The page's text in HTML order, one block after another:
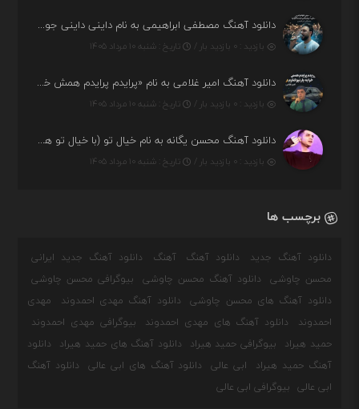
دانلود آهنگ مصطفی ابراهیمی به نام داینی داینی جونم قربون پنج تیر پرونم
بازدید : ۰ بازدید بار / تاریخ : شنبه ۱۰ مرداد ۱۴۰۵
دانلود آهنگ امیر غلامی به نام «پرایدم پرایدم همش خرابه یار نیو کنارم دیگه پولی نداروم (ریمیکس اینستاگرام)»
بازدید : ۰ بازدید بار / تاریخ : شنبه ۱۰ مرداد ۱۴۰۵
دانلود آهنگ محسن یگانه به نام خیال تو (با خیال تو هنوزم مثل هر روز و همیشه ریمیکس)
بازدید : ۰ بازدید بار / تاریخ : شنبه ۱۰ مرداد ۱۴۰۵
برچسب ها
دانلود آهنگ جدید دانلود آهنگ آهنگ
دانلود آهنگ جدید ایرانی
محسن چاوشی
دانلود آهنگ محسن چاوشی
بیوگرافی محسن چاوشی
دانلود آهنگ های محسن چاوشی
دانلود آهنگ مهدی احمدوند
مهدی
احمدوند
دانلود آهنگ های مهدی احمدوند
بیوگرافی مهدی احمدوند
حمید هیراد
بیوگرافی حمید هیراد دانلود آهنگ های حمید هیراد
دانلود
آهنگ حمید هیراد
ابی عالی دانلود آهنگ های ابی عالی
دانلود آهنگ
ابی عالی
بیوگرافی ابی عالی